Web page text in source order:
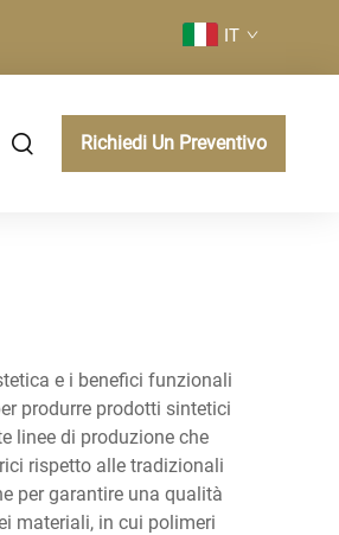
IT
Richiedi Un Preventivo
e i benefici funzionali
produrre prodotti sintetici
linee di produzione che
rispetto alle tradizionali
per garantire una qualità
materiali, in cui polimeri